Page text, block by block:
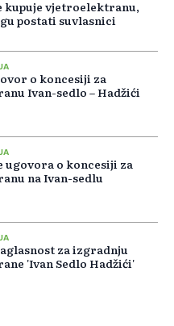
kupuje vjetroelektranu,
postati suvlasnici
o koncesiji za
Ivan-sedlo – Hadžići
ugovora o koncesiji za
na Ivan-sedlu
za izgradnju
'Ivan Sedlo Hadžići'